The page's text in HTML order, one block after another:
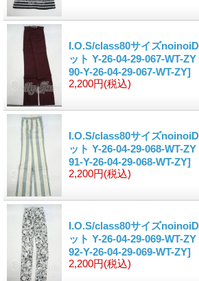
I.O.S/class80サイズ
ット Y-26-04-29-067-WT-ZY
90-Y-26-04-29-067-WT-ZY]
2,200円(税込)
I.O.S/class80サイズ
ット Y-26-04-29-068-WT-ZY
91-Y-26-04-29-068-WT-ZY]
2,200円(税込)
I.O.S/class80サイズ
ット Y-26-04-29-069-WT-ZY
92-Y-26-04-29-069-WT-ZY]
2,200円(税込)